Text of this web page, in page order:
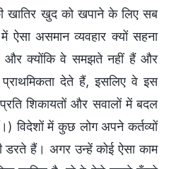
खातिर खुद को खपाने के लिए सब
ऐसा असमान व्यवहार क्यों सहना
और क्योंकि वे समझते नहीं हैं और
देते हैं, इसलिए वे इस
शिकायतों और सवालों में बदल
विदेशों में कुछ लोग अपने कर्तव्यों
हैं। अगर उन्हें कोई ऐसा काम